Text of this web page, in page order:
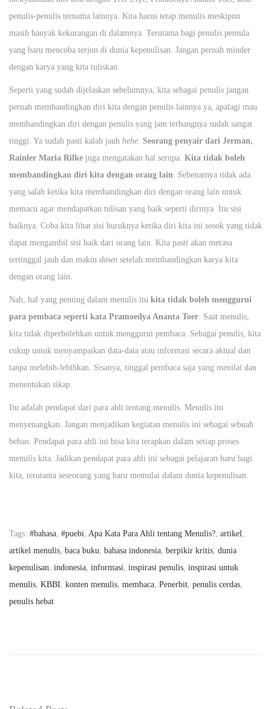
penulis-penulis ternama lainnya. Kita harus tetap menulis meskipun
masih banyak kekurangan di dalamnya. Terutama bagi penulis pemula
yang baru mencoba terjun di dunia kepenulisan. Jangan pernah minder
dengan karya yang kita tuliskan.
Seperti yang sudah dijelaskan sebelumnya, kita sebagai penulis jangan
pernah membandingkan diri kita dengan penulis lainnya ya, apalagi mau
membandingkan diri dengan penulis yang jam terbangnya sudah sangat
tinggi. Ya sudah pasti kalah jauh hehe. Seorang penyair dari Jerman,
Rainler Maria Rilke juga mengatakan hal serupa. Kita tidak boleh
membandingkan diri kita dengan orang lain. Sebenarnya tidak ada
yang salah ketika kita membandingkan diri dengan orang lain untuk
memacu agar mendapatkan tulisan yang baik seperti dirinya. Itu sisi
baiknya. Coba kita lihat sisi buruknya ketika diri kita ini sosok yang tidak
dapat mengambil sisi baik dari orang lain. Kita pasti akan merasa
tertinggal jauh dan makin down setelah membandingkan karya kita
dengan orang lain.
Nah, hal yang penting dalam menulis itu kita tidak boleh menggurui
para pembaca seperti kata Pramoedya Ananta Toer. Saat menulis,
kita tidak diperbolehkan untuk menggurui pembaca. Sebagai penulis, kita
cukup untuk menyampaikan data-data atau informasi secara aktual dan
tanpa melebih-lebihkan. Sisanya, tinggal pembaca saja yang menilai dan
menentukan sikap.
Itu adalah pendapat dari para ahli tentang menulis. Menulis itu
menyenangkan. Jangan menjadikan kegiatan menulis ini sebagai sebuah
beban. Pendapat para ahli ini bisa kita terapkan dalam setiap proses
menulis kita. Jadikan pendapat para ahli ini sebagai pelajaran baru bagi
kita, terutama seseorang yang baru memulai dalam dunia kepenulisan.
Tags: #bahasa, #puebi, Apa Kata Para Ahli tentang Menulis?, artikel,
artikel menulis, baca buku, bahasa indonesia, berpikir kritis, dunia
kepenulisan, indonesia, informasi, inspirasi penulis, inspirasi untuk
menulis, KBBI, konten menulis, membaca, Penerbit, penulis cerdas,
penulis hebat